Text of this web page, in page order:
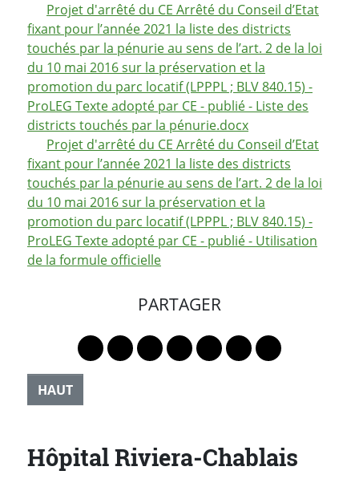
Projet d'arrêté du CE Arrêté du Conseil d’Etat
fixant pour l’année 2021 la liste des districts
touchés par la pénurie au sens de l’art. 2 de la loi
du 10 mai 2016 sur la préservation et la
promotion du parc locatif (LPPPL ; BLV 840.15) -
ProLEG Texte adopté par CE - publié - Liste des
districts touchés par la pénurie.docx
Projet d'arrêté du CE Arrêté du Conseil d’Etat
fixant pour l’année 2021 la liste des districts
touchés par la pénurie au sens de l’art. 2 de la loi
du 10 mai 2016 sur la préservation et la
promotion du parc locatif (LPPPL ; BLV 840.15) -
ProLEG Texte adopté par CE - publié - Utilisation
de la formule officielle
PARTAGER
Lien vers le profil Mastodon
Lien vers le profil Bluesky
Lien vers le profil Instagram
Lien vers le profil Linkedin
Lien vers le profil
Lien vers le profil
Partager par
HAUT
Hôpital Riviera-Chablais